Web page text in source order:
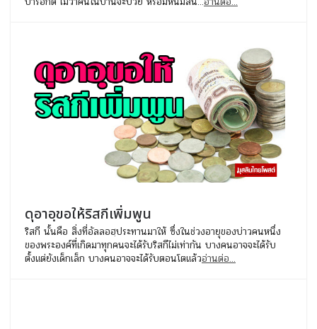
ดุอาอฺขอให้ริสกีเพิ่มพูน
ริสกี นั้นคือ สิ่งที่อัลลอฮฺประทานมาให้ ซึ่งในช่วงอายุของบ่าวคนหนึ่ง
ของพระองค์ที่เกิดมาทุกคนจะได้รับริสกีไม่เท่ากัน บางคนอาจจะได้รับ
ตั้งแต่ยังเด็กเล็ก บางคนอาจจะได้รับตอนโตแล้วอ่านต่อ...